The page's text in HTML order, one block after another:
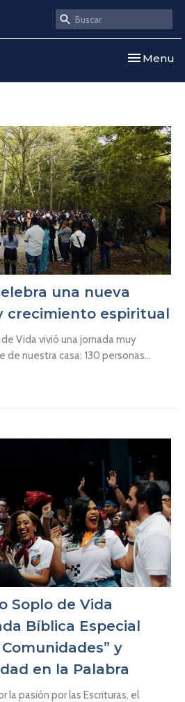
Toggle
Menu
una nueva
crecimiento espiritual
Vida vivió una jornada muy
de nuestra casa: 130 personas...
Soplo de Vida
Bíblica Especial
y
en la Palabra
la pasión por las Escrituras, el